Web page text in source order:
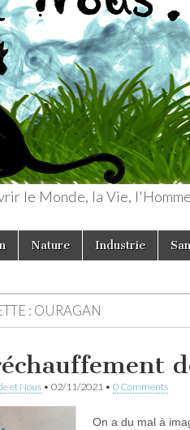
le Monde, la Vie,
Nature Industrie
: OURAGAN
et Nous • 02/11/2021 • 0 Comments
On a du mal à